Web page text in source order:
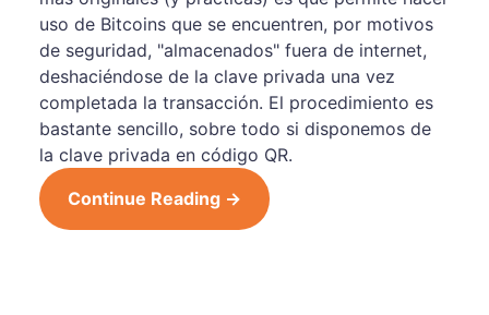
uso de Bitcoins que se encuentren, por motivos
de seguridad, "almacenados" fuera de internet,
deshaciéndose de la clave privada una vez
completada la transacción. El procedimiento es
bastante sencillo, sobre todo si disponemos de
la clave privada en código QR.
Continue Reading →